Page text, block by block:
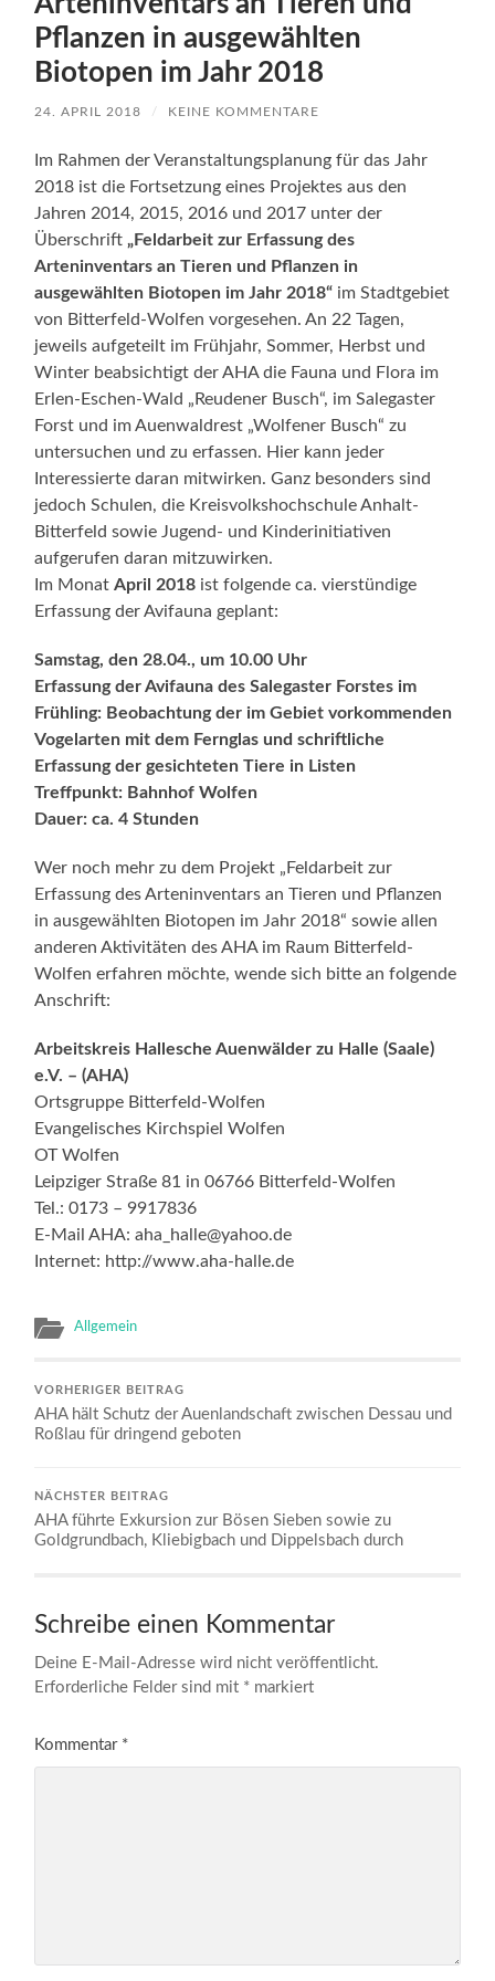
Pflanzen in ausgewählten
Biotopen im Jahr 2018
24. APRIL 2018 / KEINE KOMMENTARE
Im Rahmen der Veranstaltungsplanung für das Jahr
2018 ist die Fortsetzung eines Projektes aus den
Jahren 2014, 2015, 2016 und 2017 unter der
Überschrift„Feldarbeit zur Erfassung des
Arteninventars an Tieren und Pflanzen in
ausgewählten Biotopen im Jahr 2018“ im Stadtgebiet
von Bitterfeld-Wolfen vorgesehen. An 22 Tagen,
jeweils aufgeteilt im Frühjahr, Sommer, Herbst und
Winter beabsichtigt der AHA die Fauna und Flora im
Erlen-Eschen-Wald „Reudener Busch“, im Salegaster
Forst und im Auenwaldrest „Wolfener Busch“ zu
untersuchen und zu erfassen. Hier kann jeder
Interessierte daran mitwirken. Ganz besonders sind
jedoch Schulen, die Kreisvolkshochschule Anhalt-
Bitterfeld sowie Jugend- und Kinderinitiativen
aufgerufen daran mitzuwirken.
Im MonatApril 2018 ist folgende ca. vierstündige
Erfassung der Avifauna geplant:
Samstag, den 28.04., um 10.00 Uhr
Erfassung der Avifauna des Salegaster Forstes im
Frühling: Beobachtung der im Gebiet vorkommenden
Vogelarten mit dem Fernglas und schriftliche
Erfassung der gesichteten Tiere in Listen
Treffpunkt: Bahnhof Wolfen
Dauer: ca. 4 Stunden
Wer noch mehr zu dem Projekt „Feldarbeit zur
Erfassung des Arteninventars an Tieren und Pflanzen
in ausgewählten Biotopen im Jahr 2018“ sowie allen
anderen Aktivitäten des AHA im Raum Bitterfeld-
Wolfen erfahren möchte, wende sich bitte an folgende
Anschrift:
Arbeitskreis Hallesche Auenwälder zu Halle (Saale)
e.V. – (AHA)
Ortsgruppe Bitterfeld-Wolfen
Evangelisches Kirchspiel Wolfen
OT Wolfen
Leipziger Straße 81 in 06766 Bitterfeld-Wolfen
Tel.: 0173 – 9917836
E-Mail AHA: aha_halle@yahoo.de
Internet: http://www.aha-halle.de
Allgemein
VORHERIGER BEITRAG
AHA hält Schutz der Auenlandschaft zwischen Dessau und
Roßlau für dringend geboten
NÄCHSTER BEITRAG
AHA führte Exkursion zur Bösen Sieben sowie zu
Goldgrundbach, Kliebigbach und Dippelsbach durch
Schreibe einen Kommentar
Deine E-Mail-Adresse wird nicht veröffentlicht.
Erforderliche Felder sind mit * markiert
Kommentar *